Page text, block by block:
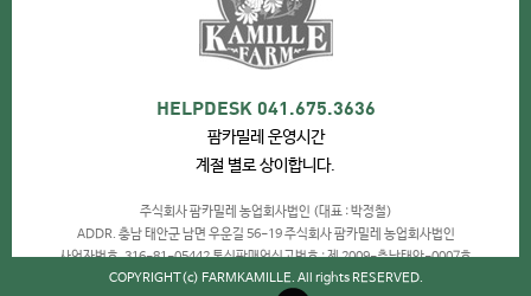
HELPDESK 041.675.3636
팜카밀레 운영시간
계절 별로 상이합니다.
주식회사 팜카밀레 농업회사법인 (대표 : 박정철)
ADDR. 충남 태안군 남면 우운길 56-19 주식회사 팜카밀레 농업회사법인
사업자번호. 316-81-05442 통신판매업신고번호 : 제 2009-충남태안-0007호
COPYRIGHT(c) FARMKAMILLE. All rights RESERVED.